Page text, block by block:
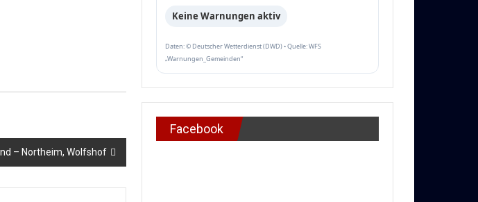
– Northeim, Wolfshof
Keine Warnungen aktiv
Daten: © Deutscher Wetterdienst (DWD) • Quelle: WFS
„Warnungen_Gemeinden“
Facebook